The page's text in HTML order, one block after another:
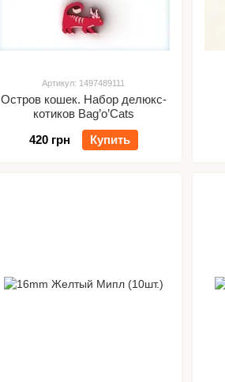
Артикул: 1497489111
Остров кошек. Набор делюкс-
котиков Bag’o’Cats
420 грн
Купить